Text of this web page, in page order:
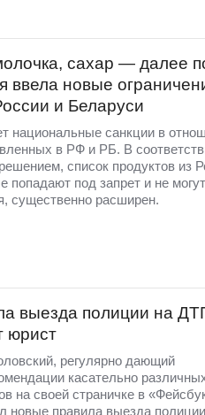
сахар — далее
ввела новые
и Беларуси
национальные санкции в
в РФ и РБ. В
список продуктов из
попадают под запрет и не
существенно расширен.
выезда полиции на
юрист
регулярно дающий
касательно
на своей страничке в
новые правила выезда